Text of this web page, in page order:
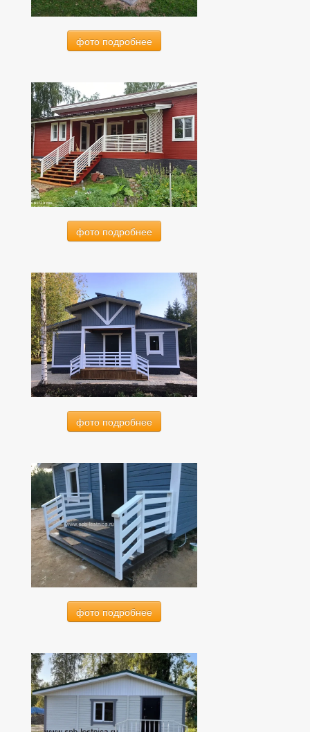
фото подробнее
фото подробнее
фото подробнее
фото подробнее